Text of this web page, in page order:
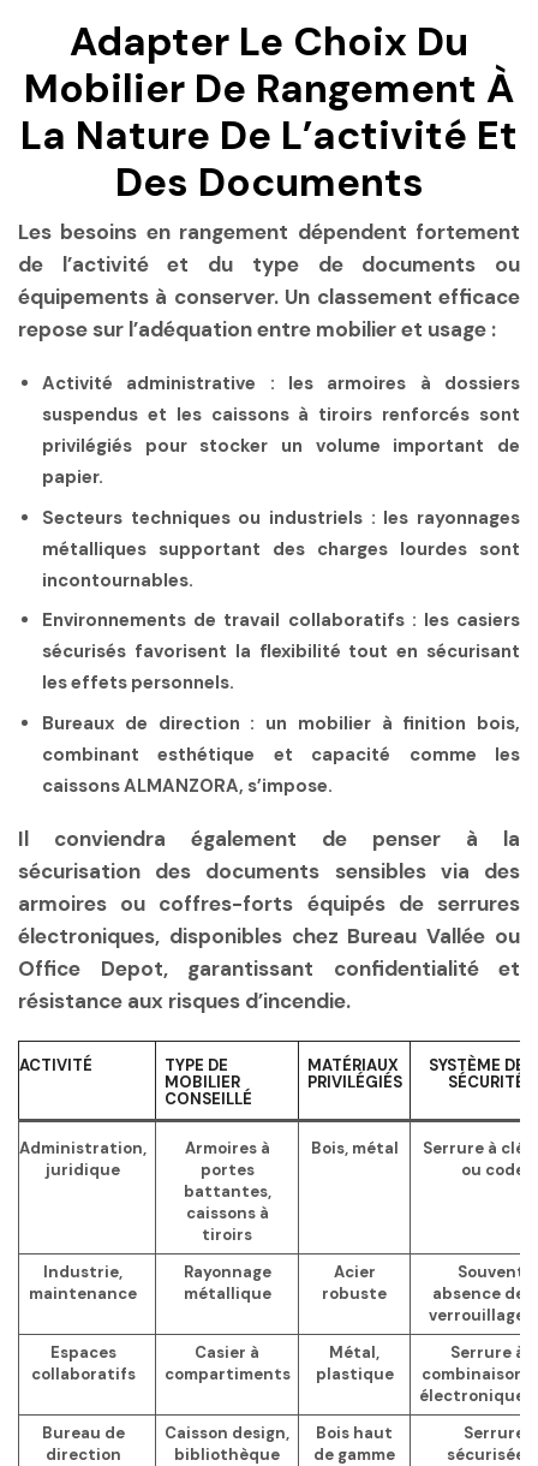
Adapter Le Choix Du
Mobilier De Rangement À
La Nature De L’activité Et
Des Documents
Les besoins en rangement dépendent fortement
de l’activité et du type de documents ou
équipements à conserver. Un classement efficace
repose sur l’adéquation entre mobilier et usage :
Activité administrative : les armoires à dossiers
suspendus et les caissons à tiroirs renforcés sont
privilégiés pour stocker un volume important de
papier.
Secteurs techniques ou industriels : les rayonnages
métalliques supportant des charges lourdes sont
incontournables.
Environnements de travail collaboratifs : les casiers
sécurisés favorisent la flexibilité tout en sécurisant
les effets personnels.
Bureaux de direction : un mobilier à finition bois,
combinant esthétique et capacité comme les
caissons ALMANZORA, s’impose.
Il conviendra également de penser à la
sécurisation des documents sensibles via des
armoires ou coffres-forts équipés de serrures
électroniques, disponibles chez Bureau Vallée ou
Office Depot, garantissant confidentialité et
résistance aux risques d’incendie.
ACTIVITÉ
TYPE DE
MOBILIER
CONSEILLÉ
MATÉRIAUX
PRIVILÉGIÉS
SYSTÈME DE
SÉCURITÉ
Administration,
juridique
Armoires à
portes
battantes,
caissons à
tiroirs
Bois, métal
Serrure à clé
ou code
Industrie,
maintenance
Rayonnage
métallique
Acier
robuste
Souvent
absence de
verrouillage
Espaces
collaboratifs
Casier à
compartiments
Métal,
plastique
Serrure à
combinaison
électronique
Bureau de
direction
Caisson design,
bibliothèque
Bois haut
de gamme
Serrure
sécurisée